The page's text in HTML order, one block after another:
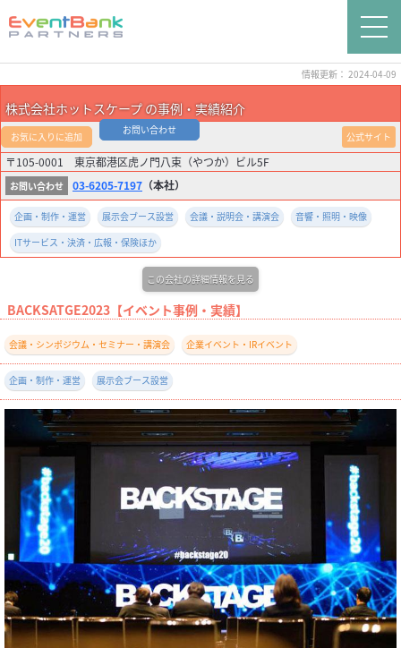
情報更新： 2024-04-09
株式会社ホットスケープ の事例・実績紹介
お気に入りに追加
〒105-0001 東京都港区虎ノ門八束（やつか）ビル5F
03-6205-7197 （本社）
公式サイト
お問い合わせ
企画・制作・運営 展示会ブース設営 会議・説明会・講演会
音響・照明・映像
ITサービス・決済・広報・保険ほか
この会社の詳細情報を見る
BACKSATGE2023【イベント事例・実績】
会議・シンポジウム・セミナー・講演会 企業イベント・IRイベント
企画・制作・運営 展示会ブース設営